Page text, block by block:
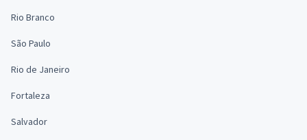
Rio Branco
São Paulo
Rio de Janeiro
Fortaleza
Salvador